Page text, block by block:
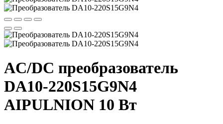
AC/DC преобразователь
DA10-220S15G9N4
AIPULNION 10 Вт